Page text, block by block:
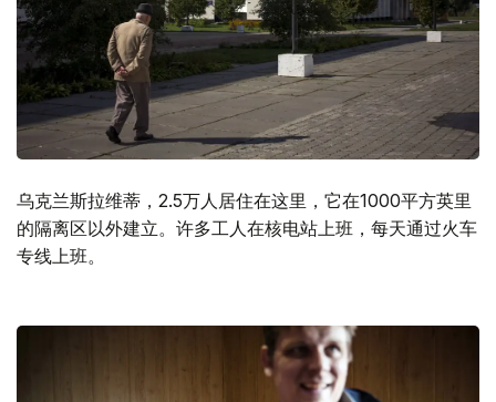
乌克兰斯拉维蒂，2.5万人居住在这里，它在1000平方英里
的隔离区以外建立。许多工人在核电站上班，每天通过火车
专线上班。